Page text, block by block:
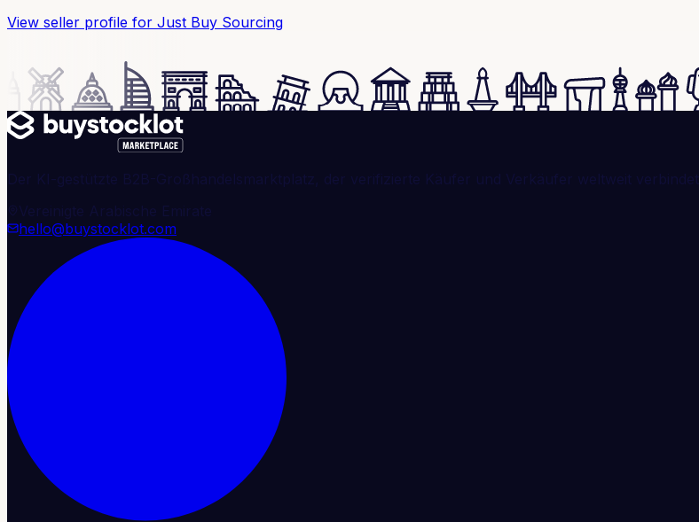
View seller profile for Just Buy Sourcing
Der KI-gestützte B2B-Großhandelsmarktplatz, der verifizierte Käufer und Verkäufer weltweit verbindet.
Vereinigte Arabische Emirate
hello@buystocklot.com